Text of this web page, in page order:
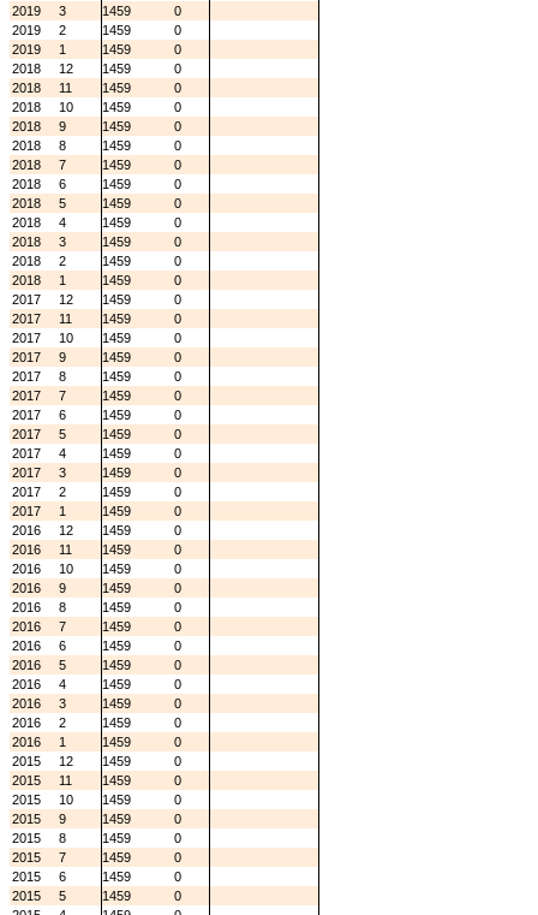
2019
3 1459
0
2019
2 1459
0
2019
1 1459
0
2018
12 1459
0
2018
11 1459
0
2018
10 1459
0
2018
9 1459
0
2018
8 1459
0
2018
7 1459
0
2018
6 1459
0
2018
5 1459
0
2018
4 1459
0
2018
3 1459
0
2018
2 1459
0
2018
1 1459
0
2017
12 1459
0
2017
11 1459
0
2017
10 1459
0
2017
9 1459
0
2017
8 1459
0
2017
7 1459
0
2017
6 1459
0
2017
5 1459
0
2017
4 1459
0
2017
3 1459
0
2017
2 1459
0
2017
1 1459
0
2016
12 1459
0
2016
11 1459
0
2016
10 1459
0
2016
9 1459
0
2016
8 1459
0
2016
7 1459
0
2016
6 1459
0
2016
5 1459
0
2016
4 1459
0
2016
3 1459
0
2016
2 1459
0
2016
1 1459
0
2015
12 1459
0
2015
11 1459
0
2015
10 1459
0
2015
9 1459
0
2015
8 1459
0
2015
7 1459
0
2015
6 1459
0
2015
5 1459
0